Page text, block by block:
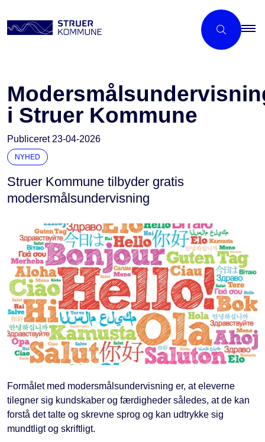
i Struer Kommune
Publiceret 23-04-2026
NYHED
Struer Kommune tilbyder gratis
modersmålsundervisning
Formålet med modersmålsundervisning er, at eleverne
tilegner sig kundskaber og færdigheder således, at de kan
forstå det talte og skrevne sprog og kan udtrykke sig
mundtligt og skriftligt.